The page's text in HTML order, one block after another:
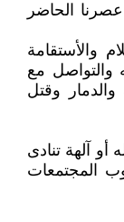
الحاضر
والأستقامة
مع
والدمار وقتل
أو آلهة تنادى
المجتمعات